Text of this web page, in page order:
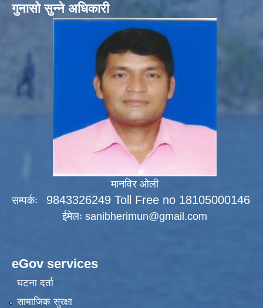
गुनासो सुन्ने अधिकारी
मानविर ओली
सम्पर्कः 9843326249 Toll Free no 18105000146
ईमेलः sanibherimun@gmail.com
eGov services
घटना दर्ता
सामाजिक सुरक्षा